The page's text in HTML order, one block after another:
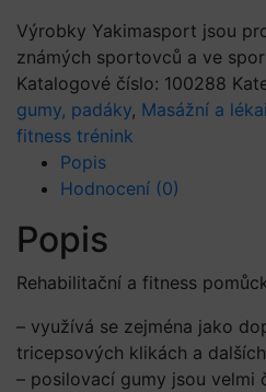
Výrobky Yakimasport jsou
známých sportovců a ve
Katalogové číslo: 100288
gumy, padáky, Masážní a
fitness trénink
Popis
Hodnocení (0)
Popis
Rehabilitační a fitness
– využívá se zejména jako
tricepsových klikách a
– posilovací gumy jsou velmi